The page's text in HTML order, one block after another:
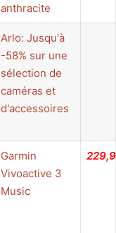
anthracite
Arlo: Jusqu'à
-58% sur une
sélection de
caméras et
d'accessoires
Garmin
Vivoactive 3
Music